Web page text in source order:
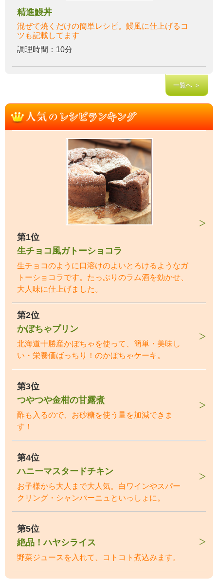
精進鰻丼
混ぜて焼くだけの簡単レシピ。鰻風に仕上げるコ
ツも記載してます
調理時間：10分
一覧へ ＞
第1位
生チョコ風ガトーショコラ
生チョコのように口溶けのよいとろけるようなガ
トーショコラです。たっぷりのラム酒を効かせ、
大人味に仕上げました。
第2位
かぼちゃプリン
北海道十勝産かぼちゃを使って、簡単・美味し
い・栄養価ばっちり！のかぼちゃケーキ。
第3位
つやつや金柑の甘露煮
酢も入るので、お砂糖を使う量を加減できま
す！
第4位
ハニーマスタードチキン
お子様から大人まで大人気。白ワインやスパー
クリング・シャンパーニュといっしょに。
第5位
絶品！ハヤシライス
野菜ジュースを入れて、コトコト煮込みます。